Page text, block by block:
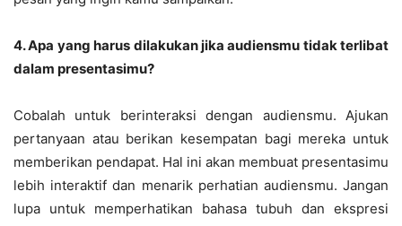
4. Apa yang harus dilakukan jika audiensmu tidak terlibat
dalam presentasimu?
Cobalah untuk berinteraksi dengan audiensmu. Ajukan
pertanyaan atau berikan kesempatan bagi mereka untuk
memberikan pendapat. Hal ini akan membuat presentasimu
lebih interaktif dan menarik perhatian audiensmu. Jangan
lupa untuk memperhatikan bahasa tubuh dan ekspresi